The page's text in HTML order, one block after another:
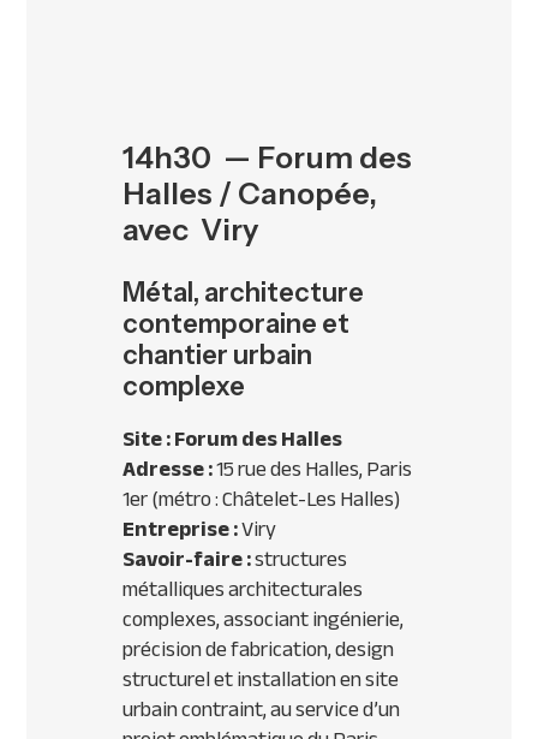
14h30 — Forum des
Halles / Canopée,
avec Viry
Métal, architecture
contemporaine et
chantier urbain
complexe
Site : Forum des Halles
Adresse :15 rue des Halles, Paris
1er (métro : Châtelet-Les Halles)
Entreprise :Viry
Savoir-faire :structures
métalliques architecturales
complexes, associant ingénierie,
précision de fabrication, design
structurel et installation en site
urbain contraint, au service d’un